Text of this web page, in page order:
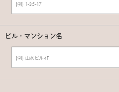
ビル・マンション名